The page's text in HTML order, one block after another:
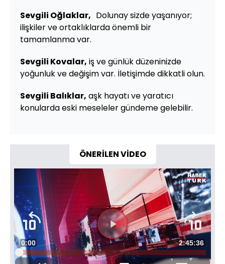
Sevgili Oğlaklar, Dolunay sizde yaşanıyor;
ilişkiler ve ortaklıklarda önemli bir
tamamlanma var.
Sevgili Kovalar, iş ve günlük düzeninizde
yoğunluk ve değişim var. İletişimde dikkatli olun.
Sevgili Balıklar, aşk hayatı ve yaratıcı
konularda eski meseleler gündeme gelebilir.
ÖNERİLEN VİDEO
Süre
0:00 Toplam
2:45:36
Yüklendi:
0.06%